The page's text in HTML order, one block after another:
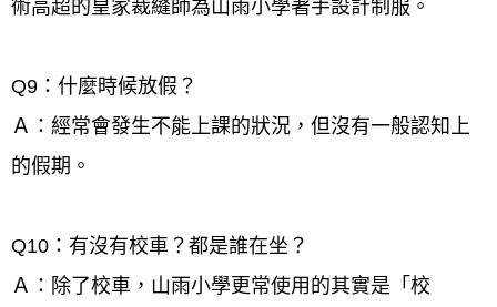
術高超的皇家裁縫師為山雨小學著手設計制服。
Q9：什麼時候放假？
Ａ：經常會發生不能上課的狀況，但沒有一般認知上
的假期。
Q10：有沒有校車？都是誰在坐？
Ａ：除了校車，山雨小學更常使用的其實是「校